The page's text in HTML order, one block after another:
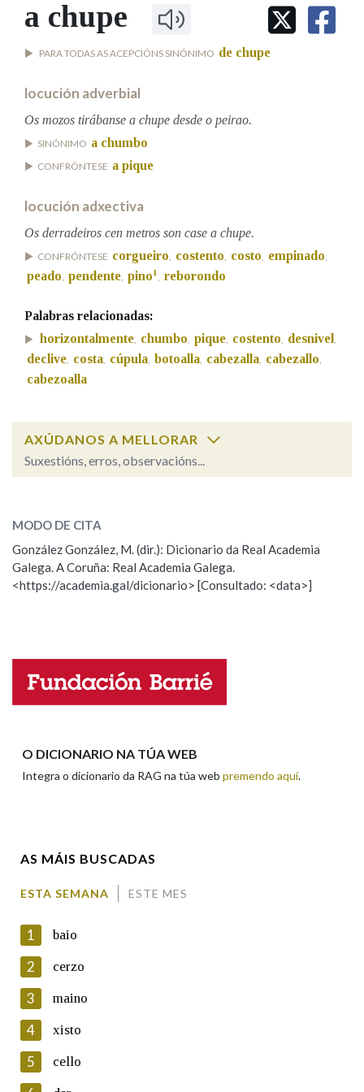
IDENTIDADE CORPORATIVA
MARCIAL DEL ADALID
CASA-MUSEO EMILIA PARDO
FIGURAS HOMENAXEADAS
HISTORIA
PORTAL DAS PALABRAS
Facebook
TwitterYoutubeInstagram
Bluesky
BUSCAR NOS LEMAS
Comeza por
Remata por
BUSCAR NO CONTIDO
Nas definicións
Nos exemplos
OUTRAS OPCIÓNS DE BUSCA
Pertence a
a chupe
PARA TODAS AS ACEPCIÓNS SINÓNIMO de chupe
locución adverbial
Os mozos tirábanse a chupe desde o peirao.
SINÓNIMO a chumbo
CONFRÓNTESE a pique
locución adxectiva
Os derradeiros cen metros son case a chupe.
CONFRÓNTESE corgueiro, costento, costo, empinado,
peado, pendente, pino1, reborondo
Palabras relacionadas:
horizontalmente, chumbo, pique, costento, desnivel,
declive, costa, cúpula, botoalla, cabezalla, cabezallo,
cabezoalla
AXÚDANOS A MELLORAR
Suxestións, erros, observacións...
ESCOLLE UNHA OPCIÓN:
Observación Hai un erro na palabra
Propoño mellorar a definición
Nome
En cumprimento da normativa vixente en materia de
Protección de Datos de Carácter Persoal, a Real Academia
Galega informa a aqueles usuarios que faciliten o seu correo
electrónico, así como calquera outra información de carácter
persoal, que estes datos serán obxecto de tratamento
automatizado de carácter confidencial e incorporados aos seus
MODO DE CITA
González González, M. (dir.): Dicionario da Real Academia
Galega. A Coruña: Real Academia Galega.
<https://academia.gal/dicionario> [Consultado: <data>]
O DICIONARIO NA TÚA WEB
Integra o dicionario da RAG na túa web premendo aquí.
AS MÁIS BUSCADAS
ESTA SEMANA ESTE MES
1 baio
2 cerzo
3 maino
4 xisto
5 cello